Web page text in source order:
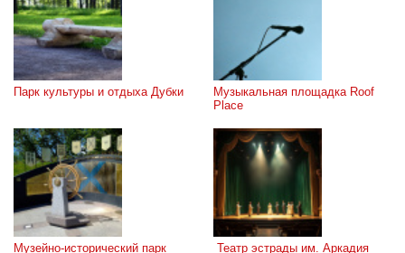
Парк культуры и отдыха Дубки
Музыкальная площадка Roof
Place
Музейно-исторический парк